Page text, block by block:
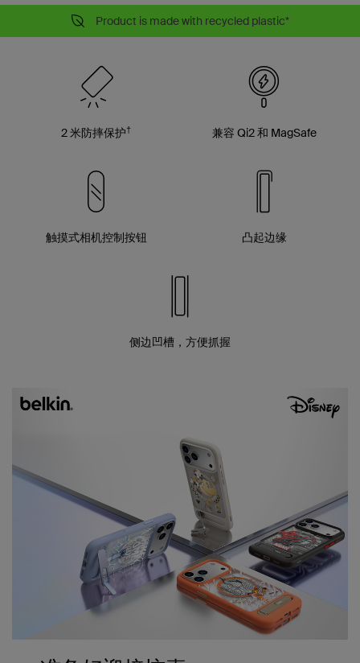
Product is made with recycled plastic*
2 米防摔保护† 兼容 Qi2 和 MagSafe
触摸式相机控制按钮 凸起边缘
侧边凹槽，方便抓握